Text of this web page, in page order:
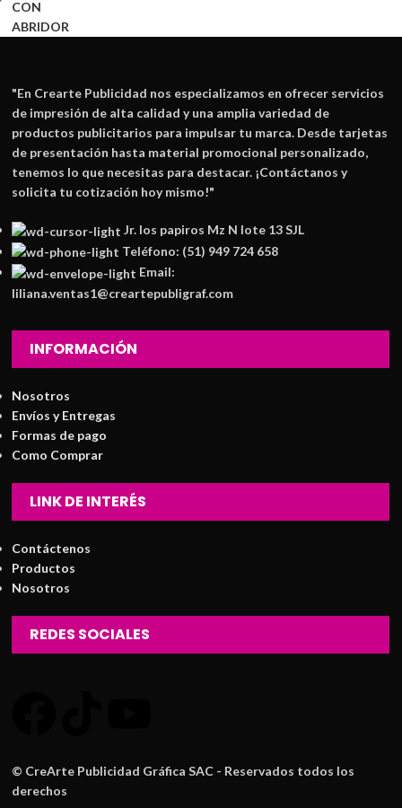
"En Crearte Publicidad nos especializamos en ofrecer servicios
de impresión de alta calidad y una amplia variedad de
productos publicitarios para impulsar tu marca. Desde tarjetas
de presentación hasta material promocional personalizado,
tenemos lo que necesitas para destacar. ¡Contáctanos y
solicita tu cotización hoy mismo!"
Jr. los papiros Mz N lote 13 SJL
Teléfono: (51) 949 724 658
Email:
liliana.ventas1@creartepubligraf.com
INFORMACIÓN
Nosotros
Envíos y Entregas
Formas de pago
Como Comprar
LINK DE INTERÉS
Contáctenos
Productos
Nosotros
REDES SOCIALES
© CreArte Publicidad Gráfica SAC - Reservados todos los
derechos